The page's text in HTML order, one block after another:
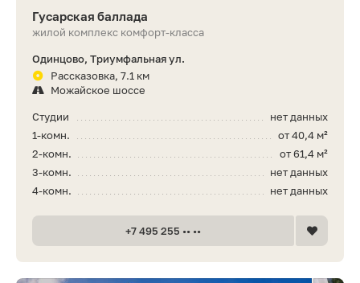
Гусарская баллада
жилой комплекс комфорт-класса
Одинцово, Триумфальная ул.
Рассказовка, 7.1 км
Можайское шоссе
нет данных
Студии
от 40,4 м²
1-комн.
от 61,4 м²
2-комн.
нет данных
3-комн.
нет данных
4-комн.
+7 495 255 •• ••